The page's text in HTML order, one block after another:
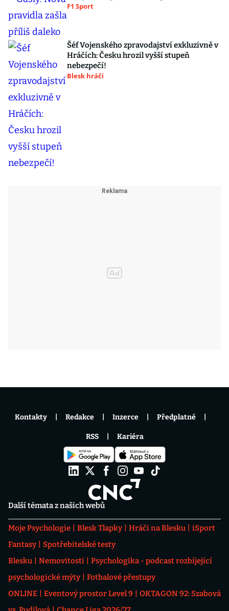
F1 Sport
Šéf Vojenského zpravodajství exkluzivně v
Hráčích: Česku hrozil vyšší stupeň
nebezpečí!
Blesk hráči
Další témata z našich webů
Moje Psychologie Blesk Tlapky Hráči na Blesku
iSport
Fantasy
Spotřebitelské testy
Blesku
Nemovitosti
Psychologika - podcast rozbíjející
psychologické mýty
Fotbalové přestupy
ONLINE
Eventový prostor Level 9
OKTAGON 92: Szabová
Kontakty Redakce Inzerce Předplatné
RSS Kariéra